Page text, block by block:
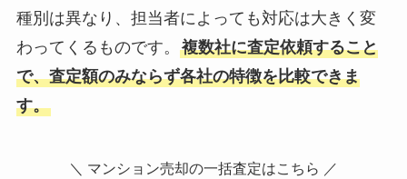
種別は異なり、担当者によっても対応は大きく変
わってくるものです。 複数社に査定依頼すること
で、査定額のみならず各社の特徴を比較できま
す。
＼ マンション売却の一括査定はこちら ／